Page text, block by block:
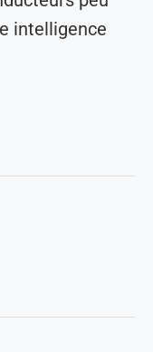
intelligence